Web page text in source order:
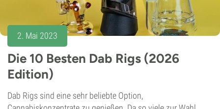
2. Mai 2023
Die 10 Besten Dab Rigs (2026
Edition)
Dab Rigs sind eine sehr beliebte Option,